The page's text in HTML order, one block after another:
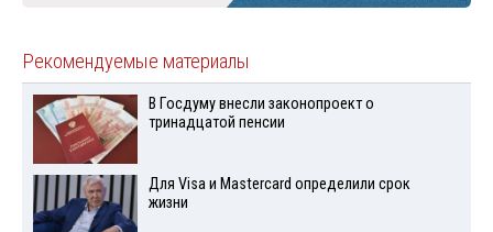
Рекомендуемые материалы
В Госдуму внесли законопроект о
тринадцатой пенсии
Для Visа и Mastercard определили срок
жизни